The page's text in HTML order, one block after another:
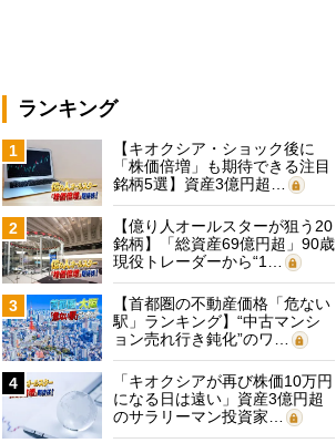
ランキング
1
【キオクシア・ショック後に
「株価倍増」も期待できる注目
銘柄5選】資産3億円超…
2
【億り人オールスターが狙う20
銘柄】「総資産69億円超」90歳
現役トレーダーから“1…
3
【首都圏の不動産価格「危ない
駅」ランキング】“中古マンシ
ョン売れ行き鈍化”のワ…
4
「キオクシアが再び株価10万円
になる日は遠い」資産3億円超
のサラリーマン投資家…